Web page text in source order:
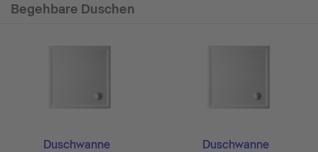
Begehbare Duschen
Duschwanne
Duschwanne